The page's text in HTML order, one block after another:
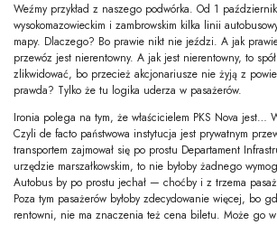
Weźmy przykład z naszego podwórka. Od 1
wysokomazowieckim i zambrowskim kilka linii
mapy. Dlaczego? Bo prawie nikt nie jeździ. A jak
przewóz jest nierentowny. A jak jest nierentowny, to
zlikwidować, bo przecież akcjonariusze nie żyją z
prawda? Tylko że tu logika uderza w pasażerów.
Ironia polega na tym, że właścicielem PKS Nova jest…
Czyli de facto państwowa instytucja jest prywatnym
transportem zajmował się po prostu Departament
urzędzie marszałkowskim, to nie byłoby żadnego
Autobus by po prostu jechał — choćby i z trzema
Poza tym pasażerów byłoby zdecydowanie więcej, bo
rentowni, nie ma znaczenia też cena biletu. Może go